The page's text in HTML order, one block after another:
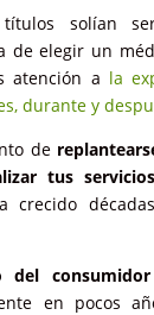
solían
de elegir un
atención a la
durante y
de
tus
crecido
del
en pocos